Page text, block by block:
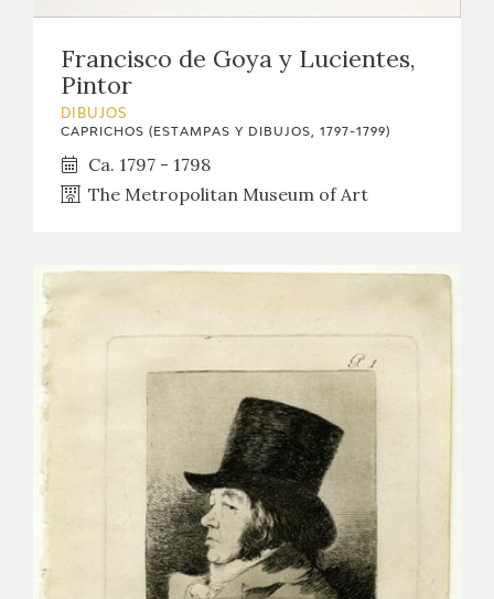
Francisco de Goya y Lucientes,
Pintor
DIBUJOS
CAPRICHOS (ESTAMPAS Y DIBUJOS, 1797-1799)
Ca. 1797 - 1798
The Metropolitan Museum of Art